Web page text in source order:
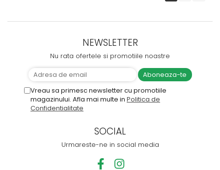
NEWSLETTER
Nu rata ofertele si promotiile noastre
Vreau sa primesc newsletter cu promotiile
magazinului. Afla mai multe in Politica de
Confidentialitate
SOCIAL
Urmareste-ne in social media